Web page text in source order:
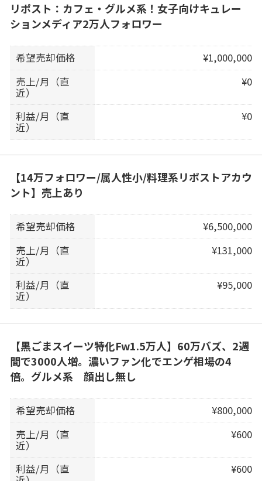
リポスト：カフェ・グルメ系！女子向けキュレー
ションメディア2万人フォロワー
希望売却価格
¥1,000,000
売上/月（直
近）
¥0
利益/月（直
近）
¥0
【14万フォロワー/属人性小/料理系リポストアカウ
ント】売上あり
希望売却価格
¥6,500,000
売上/月（直
近）
¥131,000
利益/月（直
近）
¥95,000
【黒ごまスイーツ特化Fw1.5万人】60万バズ、2週
間で3000人増。濃いファン化でエンゲ相場の4
倍。グルメ系 顔出し無し
希望売却価格
¥800,000
売上/月（直
近）
¥600
利益/月（直 ¥600